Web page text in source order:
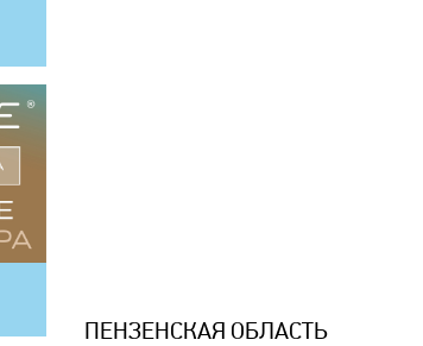
ПЕНЗЕНСКАЯ ОБЛАСТЬ